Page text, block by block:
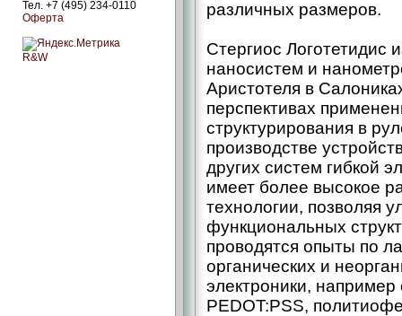
Тел. +7 (495) 234-0110
Оферта
R&W
различных размеров.
Стергиос Логотетидис
наносистем и
Аристотеля в
перспективах
структурирования в
производстве
других систем гибкой
имеет более высокое
технологии, позволяя
функциональных
проводятся опыты по
органических и
электроники,
PEDOT:PSS,